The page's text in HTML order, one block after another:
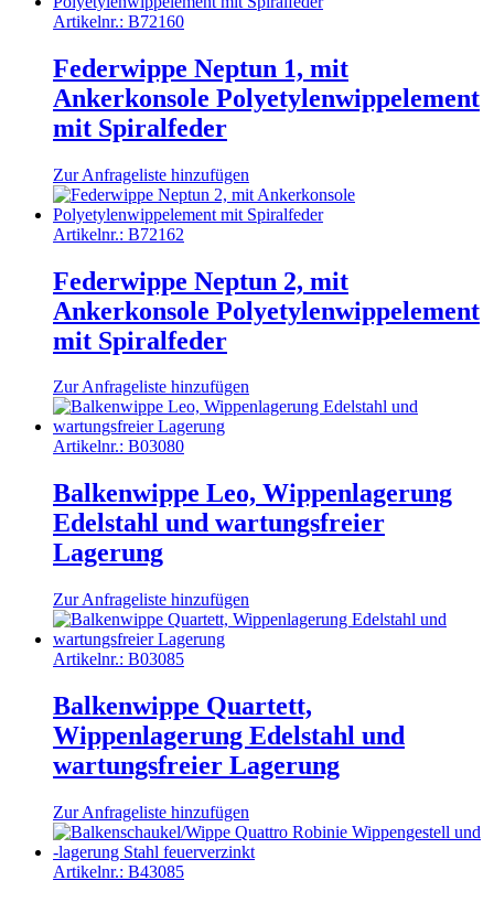
Artikelnr.: B72160
Federwippe Neptun 1, mit
Ankerkonsole Polyetylenwippelement
mit Spiralfeder
Zur Anfrageliste hinzufügen
Artikelnr.: B72162
Federwippe Neptun 2, mit
Ankerkonsole Polyetylenwippelement
mit Spiralfeder
Zur Anfrageliste hinzufügen
Artikelnr.: B03080
Balkenwippe Leo, Wippenlagerung
Edelstahl und wartungsfreier
Lagerung
Zur Anfrageliste hinzufügen
Artikelnr.: B03085
Balkenwippe Quartett,
Wippenlagerung Edelstahl und
wartungsfreier Lagerung
Zur Anfrageliste hinzufügen
Artikelnr.: B43085